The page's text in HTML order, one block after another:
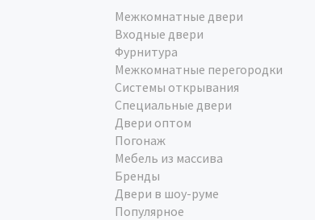
Межкомнатные двери
Входные двери
Фурнитура
Межкомнатные перегородки
Системы открывания
Специальные двери
Двери оптом
Погонаж
Мебель из массива
Бренды
Двери в шоу-руме
Популярное